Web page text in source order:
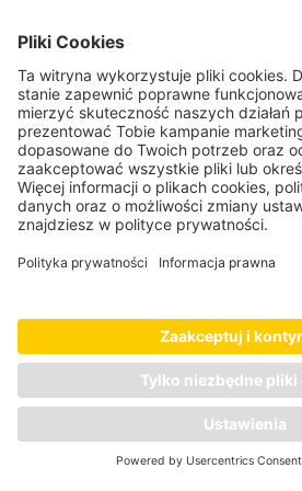
Informacje
Wysyłka i koszty
Kariera
Regulaminy promocji
Platforma JDP
Dla dostawców
Informacje prawne
Regulamin sklepu
Dane firmy
Odstąpienie od umowy
Ustawienia plików Cookie
Oświadczenie dotyczące
© 2026 Josera Polska Sp. z o.o.